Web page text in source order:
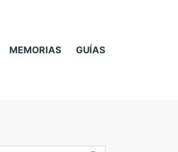
MEMORIAS GUÍAS